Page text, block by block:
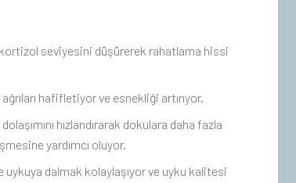
seviyesini düşürerek rahatlama hissi
hafifletiyor ve esnekliği artırıyor.
hızlandırarak dokulara daha fazla
yardımcı oluyor.
dalmak kolaylaşıyor ve uyku kalitesi